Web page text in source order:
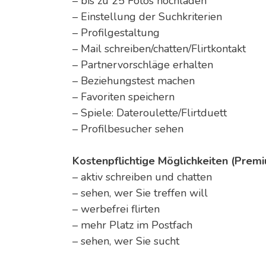
– Einstellung der Suchkriterien
– Profilgestaltung
– Mail schreiben/chatten/Flirtkontakt
– Partnervorschläge erhalten
– Beziehungstest machen
– Favoriten speichern
– Spiele: Dateroulette/Flirtduett
– Profilbesucher sehen
Kostenpflichtige Möglichkeiten
– aktiv schreiben und chatten
– sehen, wer Sie treffen will
– werbefrei flirten
– mehr Platz im Postfach
– sehen, wer Sie sucht